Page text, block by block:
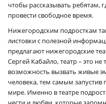
чтобы рассказывать ребятам,
провести свободное время.
Нижегородским подросткам
листовки с полезной
предлагают нижегородские
Сергей Кабайло, театр – это
возможность вызвать живые
человека, тем самым запустив
мире. Именно в театре